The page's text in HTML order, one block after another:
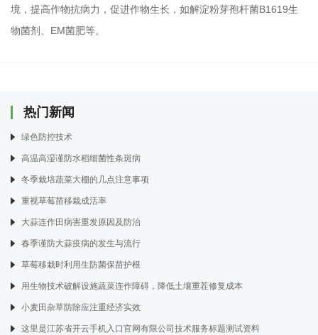
境，提高作物抗病力，促进作物生长，如解淀粉芽孢杆菌B1619生
物菌剂、EM菌肥等。
热门新闻
绿色防控技术
高温高湿谨防水稻细菌性条斑病
冬季栽培蔬菜大棚的几点注意事项
重视草莓苗移栽成活率
大蒜连作田病害重发原因及防治
春季谨防大蒜疫病的发生与流行
草莓移栽时利用生防菌保苗护根
用生物技术破解设施蔬菜连作障碍，降低土壤重茬修复成本
小麦田杂草防除应注重经济实效
这里是江苏省开云手机入口官网有限公司技术服务标题测试资料